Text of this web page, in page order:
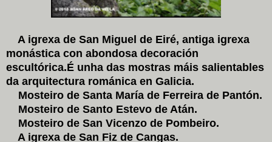
A igrexa de San Miguel de Eiré, antiga igrexa
monástica con abondosa decoración
escultórica.É unha das mostras máis salientables
da arquitectura románica en Galicia.
Mosteiro de Santa María de Ferreira de Pantón.
Mosteiro de Santo Estevo de Atán.
Mosteiro de San Vicenzo de Pombeiro.
A igrexa de San Fiz de Cangas.